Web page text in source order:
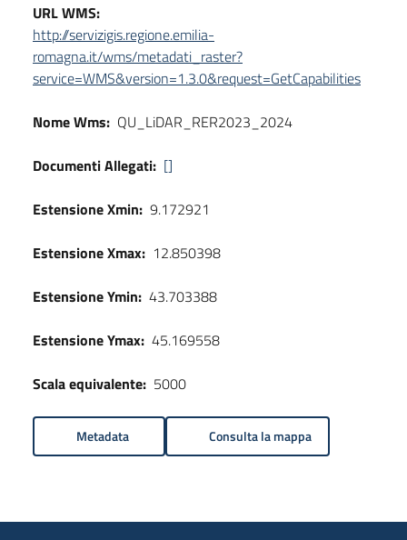
URL WMS:
http://servizigis.regione.emilia-
romagna.it/wms/metadati_raster?
service=WMS&version=1.3.0&request=GetCapabilities
Nome Wms: QU_LiDAR_RER2023_2024
Documenti Allegati: []
Estensione Xmin: 9.172921
Estensione Xmax: 12.850398
Estensione Ymin: 43.703388
Estensione Ymax: 45.169558
Scala equivalente: 5000
Metadata Consulta la mappa